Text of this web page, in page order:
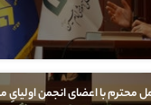
محترم با اعضای انجمن